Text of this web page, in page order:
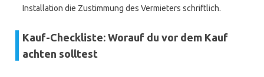
Installation die Zustimmung des Vermieters schriftlich.
Kauf-Checkliste: Worauf du vor dem Kauf
achten solltest